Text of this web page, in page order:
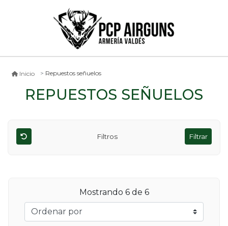
Inicio Repuestos señuelos
REPUESTOS SEÑUELOS
Filtros Filtrar
Mostrando 6de 6